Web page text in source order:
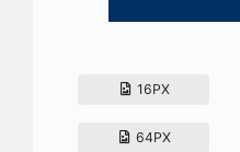
16PX
64PX